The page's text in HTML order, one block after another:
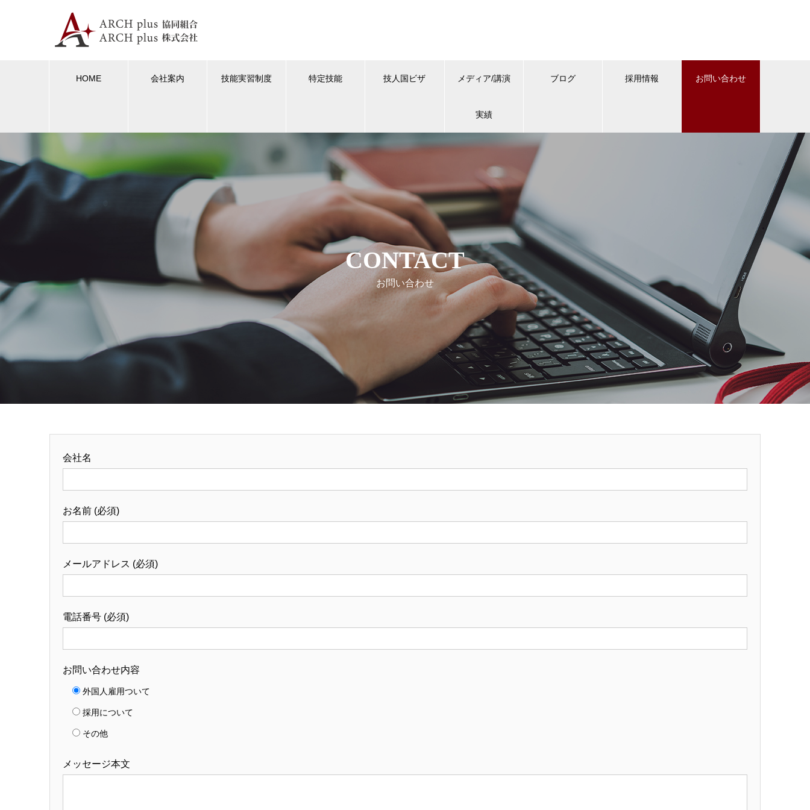
HOME 会社案内 技能実習制度 特定技能 技人国ビザ メディア/講演
実績
ブログ 採用情報 お問い合わせ
CONTACT
お問い合わせ
会社名
お名前 (必須)
メールアドレス (必須)
電話番号 (必須)
お問い合わせ内容
外国人雇用ついて
採用について
その他
メッセージ本文